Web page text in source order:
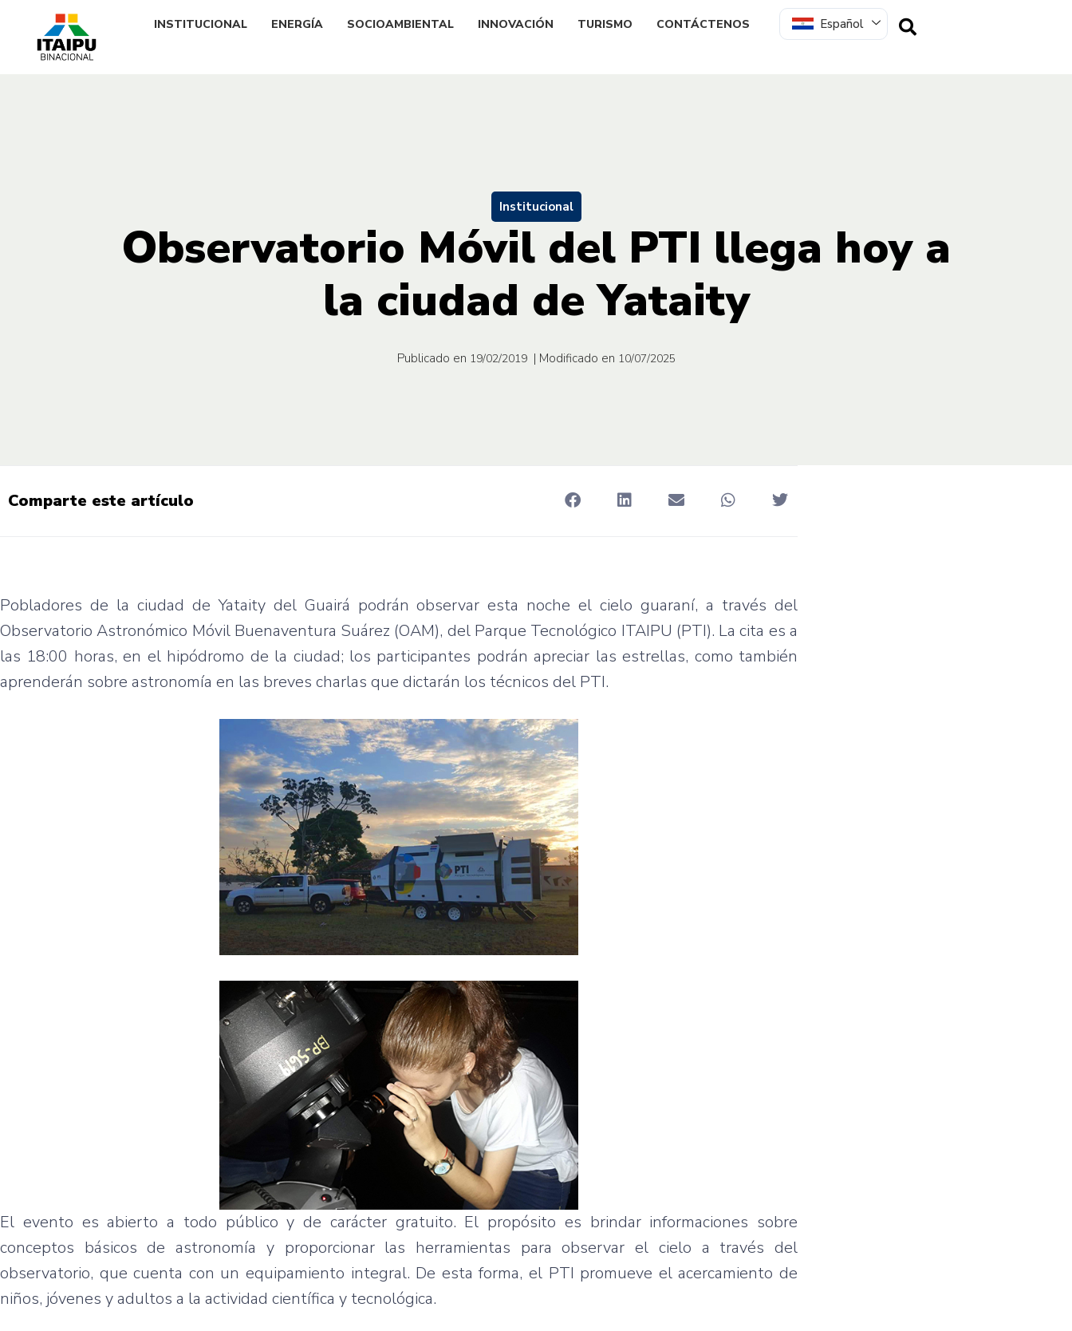
INSTITUCIONAL ENERGÍA SOCIOAMBIENTAL INNOVACIÓN TURISMO CONTÁCTENOS Español
Institucional
Observatorio Móvil del PTI llega hoy a
la ciudad de Yataity
Publicado en 19/02/2019 | Modificado en 10/07/2025
Comparte este artículo
Pobladores de la ciudad de Yataity del Guairá podrán observar esta noche el cielo guaraní, a través del
Observatorio Astronómico Móvil Buenaventura Suárez (OAM), del Parque Tecnológico ITAIPU (PTI). La cita es a
las 18:00 horas, en el hipódromo de la ciudad; los participantes podrán apreciar las estrellas, como también
aprenderán sobre astronomía en las breves charlas que dictarán los técnicos del PTI.
El evento es abierto a todo público y de carácter gratuito. El propósito es brindar informaciones sobre
conceptos básicos de astronomía y proporcionar las herramientas para observar el cielo a través del
observatorio, que cuenta con un equipamiento integral. De esta forma, el PTI promueve el acercamiento de
niños, jóvenes y adultos a la actividad científica y tecnológica.